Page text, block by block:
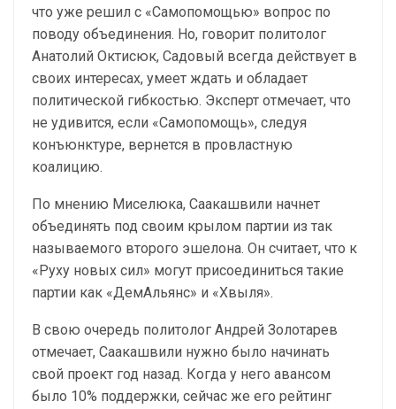
что уже решил с «Самопомощью» вопрос по
поводу объединения. Но, говорит политолог
Анатолий Октисюк, Садовый всегда действует в
своих интересах, умеет ждать и обладает
политической гибкостью. Эксперт отмечает, что
не удивится, если «Самопомощь», следуя
конъюнктуре, вернется в провластную
коалицию.
По мнению Миселюка, Саакашвили начнет
объединять под своим крылом партии из так
называемого второго эшелона. Он считает, что к
«Руху новых сил» могут присоединиться такие
партии как «ДемАльянс» и «Хвыля».
В свою очередь политолог Андрей Золотарев
отмечает, Саакашвили нужно было начинать
свой проект год назад. Когда у него авансом
было 10% поддержки, сейчас же его рейтинг